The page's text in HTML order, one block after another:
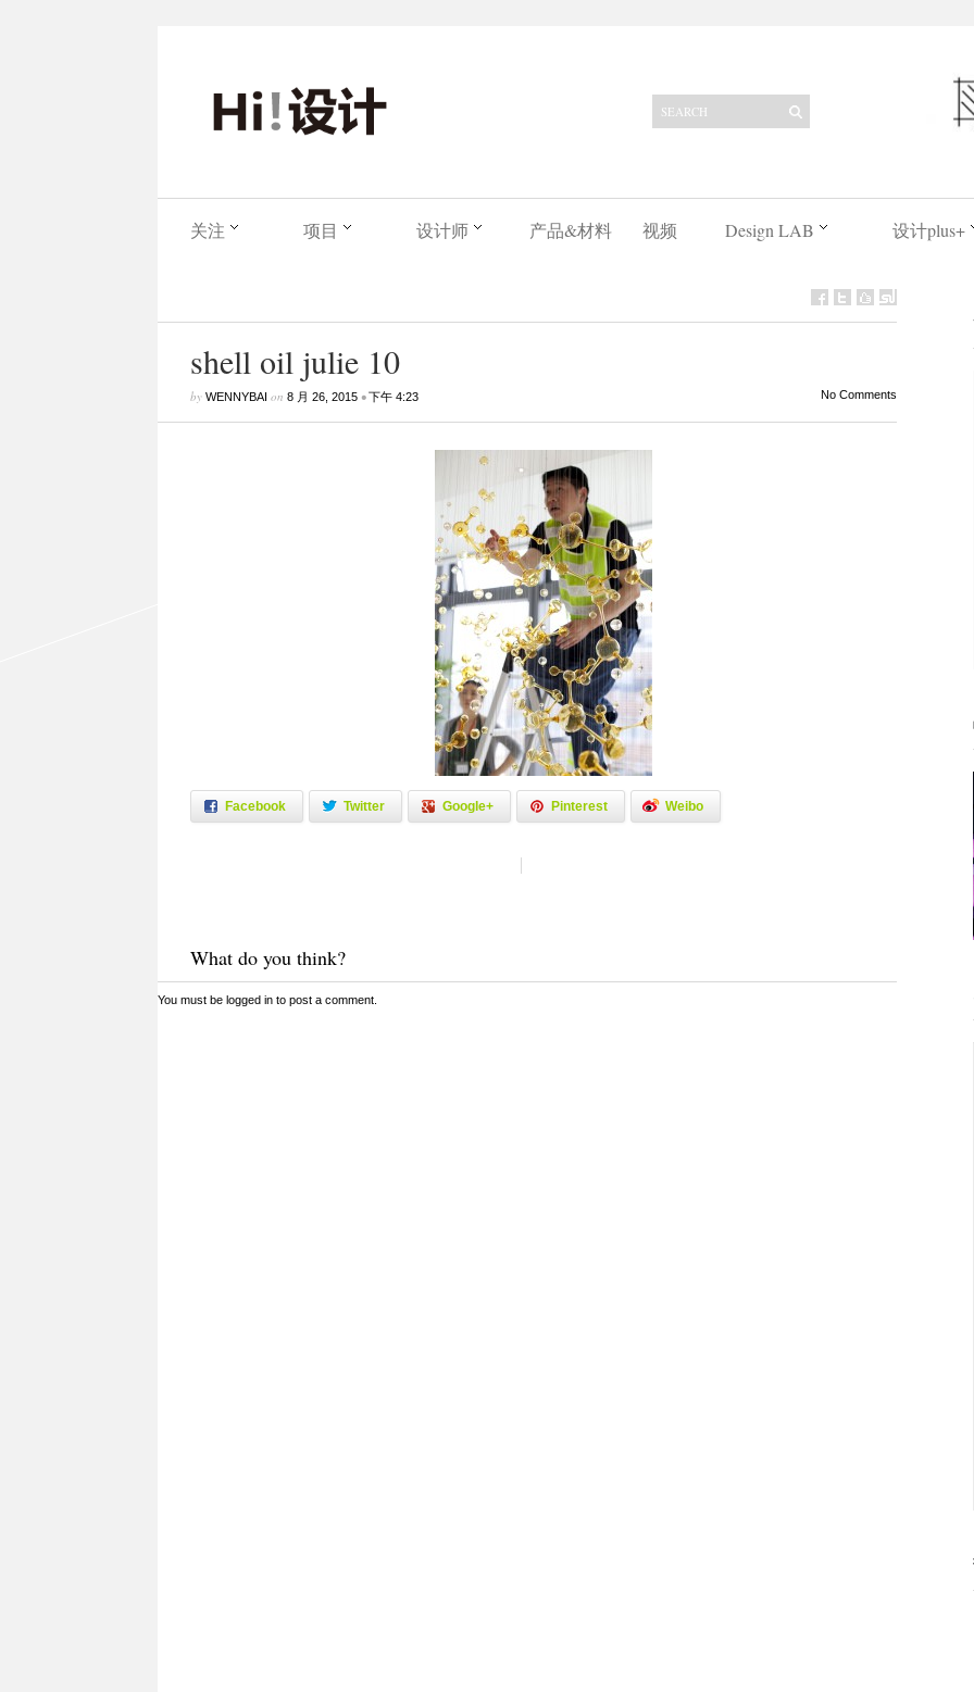
关注 项目 设计师 产品&材料 视频 Design LAB 设计plus+
shell oil julie 10
by WENNYBAI on 8 月 26, 2015•下午 4:23 No Comments
Facebook Twitter Google+ Pinterest Weibo
What do you think?
You must be logged into post a comment.